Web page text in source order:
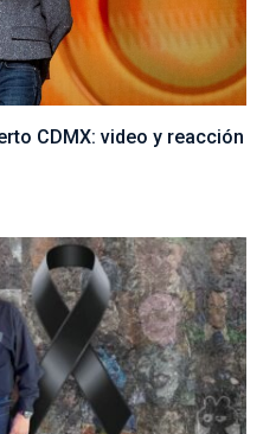
CDMX: video y reacción